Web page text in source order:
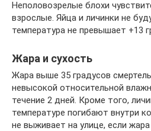
Неполовозрелые блохи
взрослые. Яйца и личинки не
температура не превышает +13
Жара и сухость
Жара выше 35 градусов
невысокой относительной
течение 2 дней. Кроме того,
температуре погибают внутри
не выживает на улице, если